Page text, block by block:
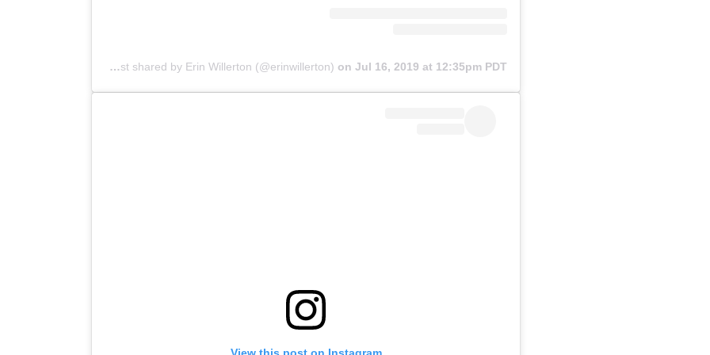
A post shared by Erin Willerton (@erinwillerton) on Jul 16, 2019 at 12:35pm PDT